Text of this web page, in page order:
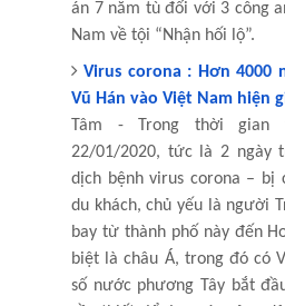
án 7 năm tù đối với 3 công
Nam về tội “Nhận hối lộ”.
Virus corona : Hơn 4000
Vũ Hán vào Việt Nam hiện
Tâm - Trong thời gian
22/01/2020, tức là 2 ngày
dịch bệnh virus corona – bị
du khách, chủ yếu là người
bay từ thành phố này đến
biệt là châu Á, trong đó có
số nước phương Tây bắt